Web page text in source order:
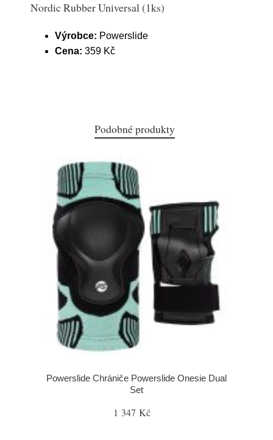
Nordic Rubber Universal (1ks)
Výrobce: Powerslide
Cena: 359 Kč
Podobné produkty
Powerslide Chrániče Powerslide Onesie Dual
Set
1 347 Kč